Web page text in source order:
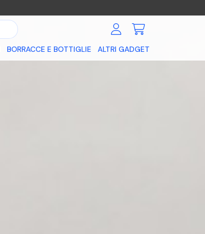
BORRACCE E BOTTIGLIE ALTRI GADGET